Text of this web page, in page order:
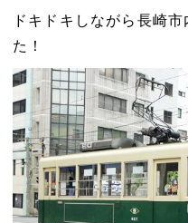
ドキドキしながら長崎
た！